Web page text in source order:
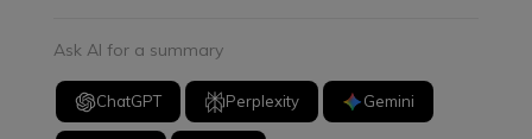
Ask AI for a summary
ChatGPT Perplexity Gemini